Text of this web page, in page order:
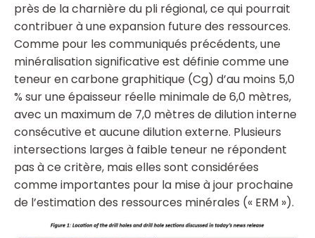
près de la charnière du pli régional, ce qui pourrait
contribuer à une expansion future des ressources.
Comme pour les communiqués précédents, une
minéralisation significative est définie comme une
teneur en carbone graphitique (Cg) d’au moins 5,0
% sur une épaisseur réelle minimale de 6,0 mètres,
avec un maximum de 7,0 mètres de dilution interne
consécutive et aucune dilution externe. Plusieurs
intersections larges à faible teneur ne répondent
pas à ce critère, mais elles sont considérées
comme importantes pour la mise à jour prochaine
de l’estimation des ressources minérales (« ERM »).